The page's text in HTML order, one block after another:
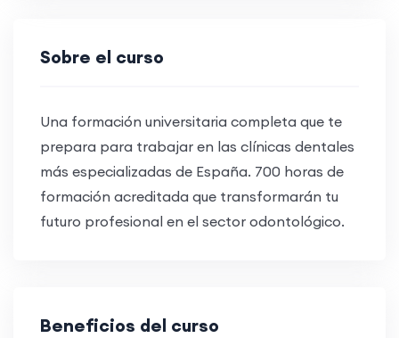
Sobre el curso
Una formación universitaria completa que te
prepara para trabajar en las clínicas dentales
más especializadas de España. 700 horas de
formación acreditada que transformarán tu
futuro profesional en el sector odontológico.
Beneficios del curso